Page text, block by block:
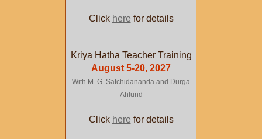
Click here for details
Kriya Hatha Teacher Training
August 5-20, 2027
With M. G. Satchidananda and Durga
Ahlund
Click here for details